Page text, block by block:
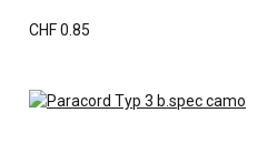
CHF 0.85